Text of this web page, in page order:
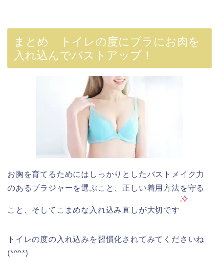
まとめ トイレの度にブラにお肉を
入れ込んでバストアップ！
お胸を育てるためにはしっかりとしたバストメイク力
のあるブラジャーを選ぶこと、正しい着用方法を守る
こと、そしてこまめな入れ込み直しが大切です
トイレの度の入れ込みを習慣化されてみてくださいね
(*^^*)